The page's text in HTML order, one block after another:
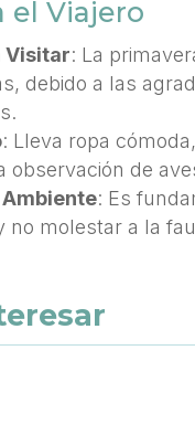
el Viajero
Visitar: La
debido a las
: Lleva ropa
observación de
: Es
no molestar a la